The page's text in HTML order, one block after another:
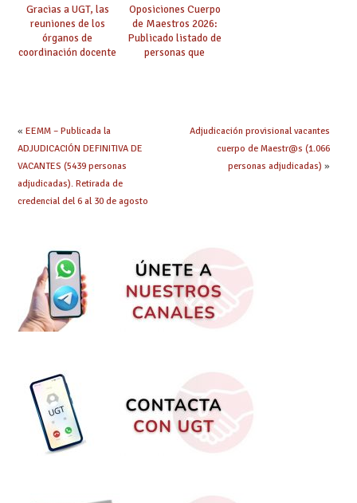
Gracias a UGT, las
reuniones de los
órganos de
coordinación docente
centro
Oposiciones Cuerpo
de Maestros 2026:
Publicado listado de
personas que
« EEMM – Publicada la
ADJUDICACIÓN DEFINITIVA DE
VACANTES (5439 personas
adjudicadas). Retirada de
credencial del 6 al 30 de agosto
Adjudicación provisional vacantes
cuerpo de Maestr@s (1.066
personas adjudicadas) »